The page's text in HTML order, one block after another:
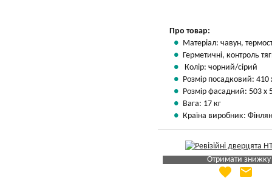
Про товар:
Матеріал: чавун,
Герметичні, контроль
Колір: чорний/сірий
Розмір посадковий:
Розмір фасадний: 503 х
Вага: 17 кг
Країна виробник:
Отримати знижку
Яка Ваша ціна
favorite email